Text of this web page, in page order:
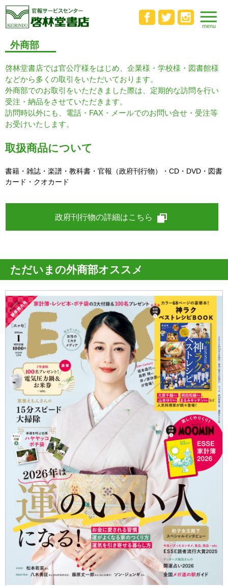
外商部
啓林堂書店では官公庁様をはじめ、企業様・学校様・図書館様
などから多くの取引をいただいております。
外商部でのお取引をいただきました際は、定期的な訪問を行い
受注・納品をさせていただきます。
訪問時以外にも、電話・FAX・メールでのお問い合せ・受注等
お受けいたします。
取扱商品について
書籍・雑誌・楽譜・教科書・官報（政府刊行物）・CD・DVD・図書
カード・クオカード
政府刊行物の詳細はこちら
ただいまの外商部オススメ